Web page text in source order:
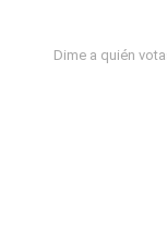
Dime a quién